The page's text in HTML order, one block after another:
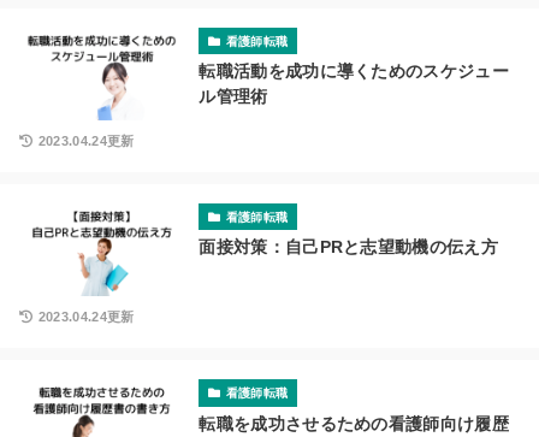
看護師転職
転職活動を成功に導くためのスケジュー
ル管理術
2023.04.24更新
看護師転職
面接対策：自己PRと志望動機の伝え方
2023.04.24更新
看護師転職
転職を成功させるための看護師向け履歴